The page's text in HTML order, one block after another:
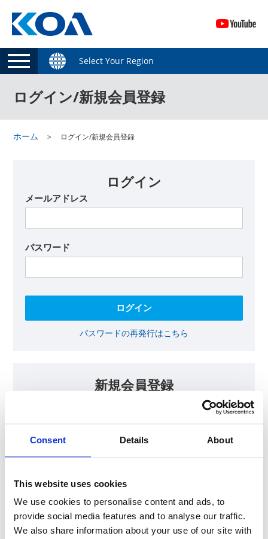
Consent Details About
This website uses cookies
We use cookies to personalise content and ads, to
provide social media features and to analyse our traffic.
We also share information about your use of our site with
Select Your Region
ログイン/新規会員登録
ホーム ログイン/新規会員登録
ログイン
メールアドレス
パスワード
パスワードの再発行はこちら
新規会員登録
KOAの会員ページでは、回路設計等に​お役立ていただける最新情報
をご提供しております。​会員登録いただいた方には、各種ご案内を
メールにてお届けいたします。
【会員限定コンテンツ】
抵抗器 温度分布シミュレータ
最新技術セミナー動画・資料
KOA Thermal Design Technology